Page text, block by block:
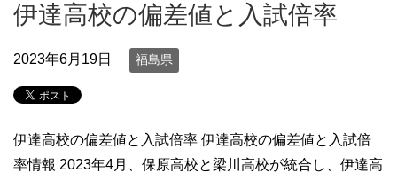
伊達高校の偏差値と入試倍率
2023年6月19日 福島県
伊達高校の偏差値と入試倍率 伊達高校の偏差値と入試倍
率情報 2023年4月、保原高校と梁川高校が統合し、伊達高